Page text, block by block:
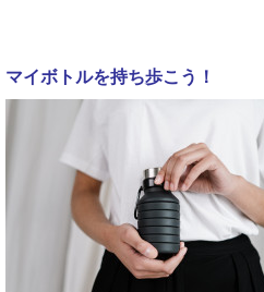
マイボトルを持ち歩こう！